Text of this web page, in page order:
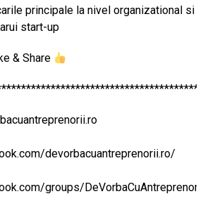
principale la nivel organizational si
start-up
& Share
devorbacuantreprenorii.ro/
groups/DeVorbaCuAntreprenorii/